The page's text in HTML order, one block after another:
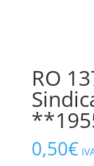
RO
0,50€